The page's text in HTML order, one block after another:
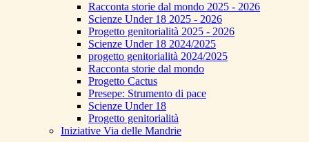
Racconta storie dal mondo 2025 - 2026
Scienze Under 18 2025 - 2026
Progetto genitorialità 2025 - 2026
Scienze Under 18 2024/2025
progetto genitorialità 2024/2025
Racconta storie dal mondo
Progetto Cactus
Presepe: Strumento di pace
Scienze Under 18
Progetto genitorialità
Iniziative Via delle Mandrie